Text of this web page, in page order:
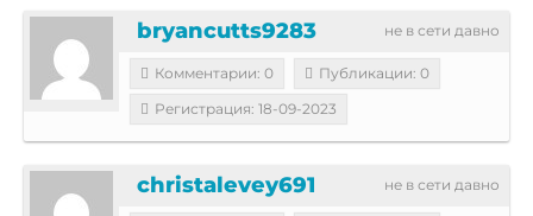
не в сети давно
bryancutts9283
Комментарии: 0
Публикации: 0
Регистрация: 18-09-2023
не в сети давно
christalevey691